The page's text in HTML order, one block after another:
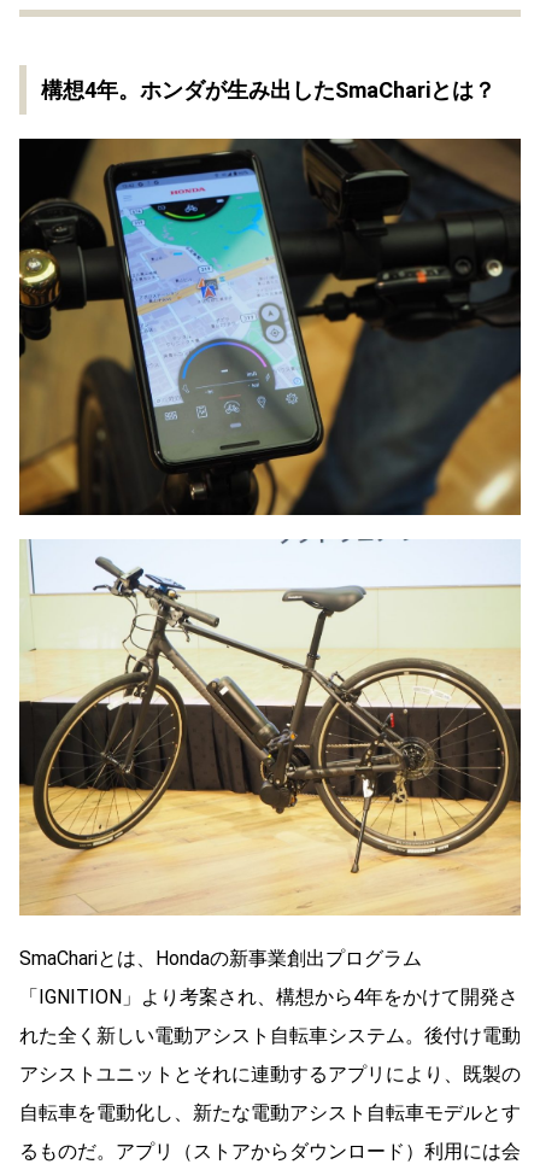
構想4年。ホンダが生み出したSmaChariとは？
SmaChariとは、Hondaの新事業創出プログラム
「IGNITION」より考案され、構想から4年をかけて開発さ
れた全く新しい電動アシスト自転車システム。後付け電動
アシストユニットとそれに連動するアプリにより、既製の
自転車を電動化し、新たな電動アシスト自転車モデルとす
るものだ。アプリ（ストアからダウンロード）利用には会